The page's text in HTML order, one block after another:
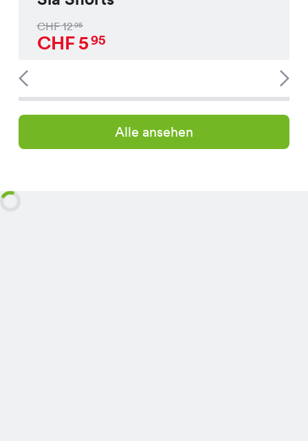
CHF1295
CHF595
Alle ansehen